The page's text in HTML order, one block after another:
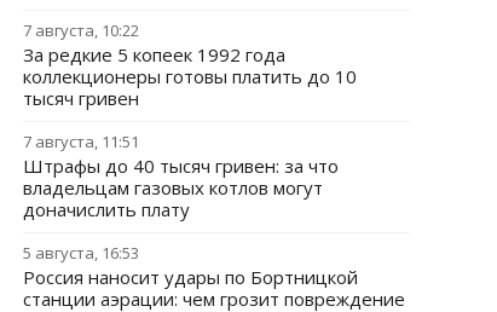
7 августа, 10:22
За редкие 5 копеек 1992 года
коллекционеры готовы платить до 10
тысяч гривен
7 августа, 11:51
Штрафы до 40 тысяч гривен: за что
владельцам газовых котлов могут
доначислить плату
5 августа, 16:53
Россия наносит удары по Бортницкой
станции аэрации: чем грозит повреждение